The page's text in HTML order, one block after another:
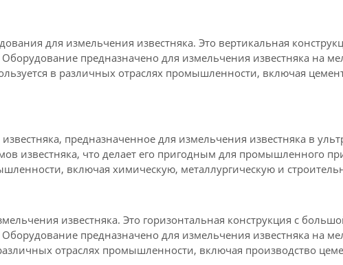
для измельчения известняка. Это вертикальная
предназначено для измельчения известняка на
в различных отраслях промышленности, включая
предназначенное для измельчения известняка в
известняка, что делает его пригодным для промышленного
включая химическую, металлургическую и
известняка. Это горизонтальная конструкция с
предназначено для измельчения известняка на
отраслях промышленности, включая производство